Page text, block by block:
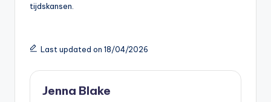
tijdskansen.
Last updated on 18/04/2026
Jenna Blake